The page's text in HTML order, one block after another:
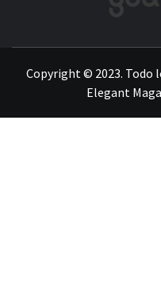
Copyright © 2023. Todo
Elegant